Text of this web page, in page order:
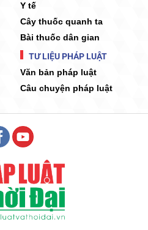
Y tế
Cây thuốc quanh ta
Bài thuốc dân gian
TƯ LIỆU PHÁP LUẬT
Văn bản pháp luật
Câu chuyện pháp luật